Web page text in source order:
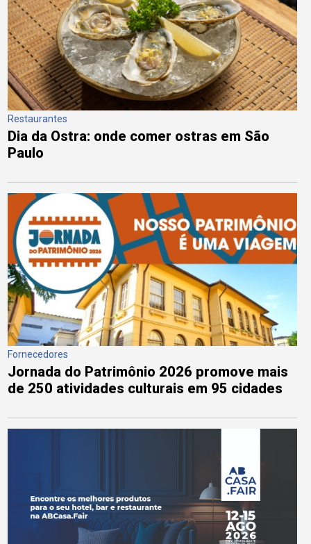
Restaurantes
Dia da Ostra: onde comer ostras em São
Paulo
Fornecedores
Jornada do Patrimônio 2026 promove mais
de 250 atividades culturais em 95 cidades